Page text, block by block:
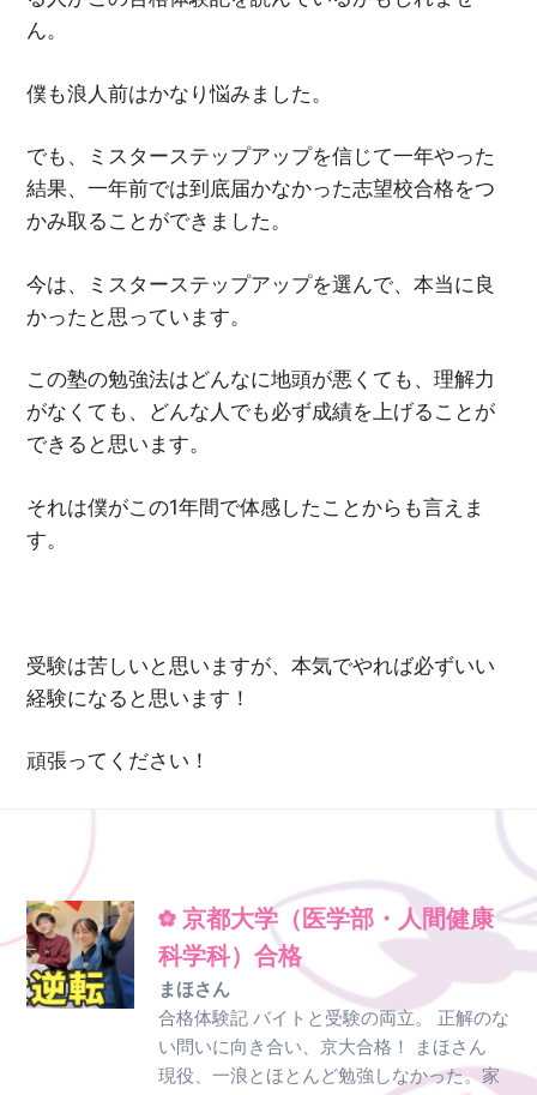
ん。
僕も浪人前はかなり悩みました。
でも、ミスターステップアップを信じて一年やった
結果、一年前では到底届かなかった志望校合格をつ
かみ取ることができました。
今は、ミスターステップアップを選んで、本当に良
かったと思っています。
この塾の勉強法はどんなに地頭が悪くても、理解力
がなくても、どんな人でも必ず成績を上げることが
できると思います。
それは僕がこの1年間で体感したことからも言えま
す。
受験は苦しいと思いますが、本気でやれば必ずいい
経験になると思います！
頑張ってください！
京都大学（医学部・人間健康
科学科）合格
まほさん
合格体験記 バイトと受験の両立。 正解のな
い問いに向き合い、京大合格！ まほさん
現役、一浪とほとんど勉強しなかった。家